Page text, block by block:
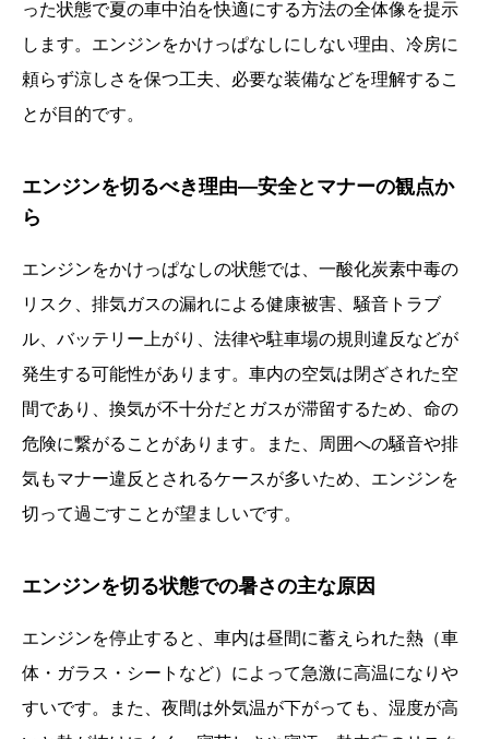
った状態で夏の車中泊を快適にする方法の全体像を提示
します。エンジンをかけっぱなしにしない理由、冷房に
頼らず涼しさを保つ工夫、必要な装備などを理解するこ
とが目的です。
エンジンを切るべき理由—安全とマナーの観点か
ら
エンジンをかけっぱなしの状態では、一酸化炭素中毒の
リスク、排気ガスの漏れによる健康被害、騒音トラブ
ル、バッテリー上がり、法律や駐車場の規則違反などが
発生する可能性があります。車内の空気は閉ざされた空
間であり、換気が不十分だとガスが滞留するため、命の
危険に繋がることがあります。また、周囲への騒音や排
気もマナー違反とされるケースが多いため、エンジンを
切って過ごすことが望ましいです。
エンジンを切る状態での暑さの主な原因
エンジンを停止すると、車内は昼間に蓄えられた熱（車
体・ガラス・シートなど）によって急激に高温になりや
すいです。また、夜間は外気温が下がっても、湿度が高